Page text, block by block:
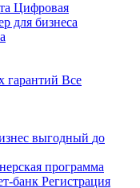
Цифровая
для бизнеса
гарантий Все
выгодный до
программа
банк Регистрация